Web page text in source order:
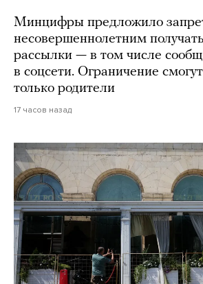
Минцифры предложило
несовершеннолетним
рассылки — в том числе
в соцсети. Ограничение
только родители
17 часов назад